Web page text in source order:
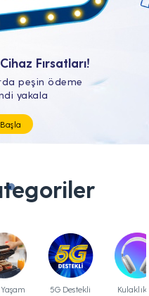
Tam'da
5G Destekli